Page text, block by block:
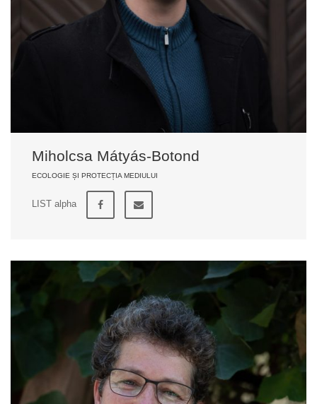
Miholcsa Mátyás-Botond
ECOLOGIE ȘI PROTECȚIA MEDIULUI
LIST alpha